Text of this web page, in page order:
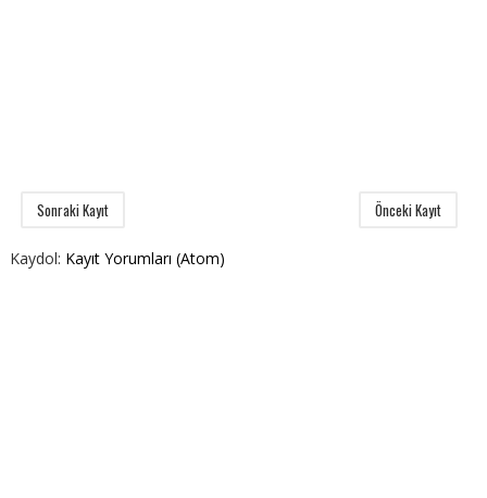
Sonraki Kayıt Önceki Kayıt
Kaydol: Kayıt Yorumları (Atom)